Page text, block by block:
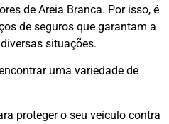
de Areia Branca. Por isso, é
de seguros que garantam a
situações.
uma variedade de
proteger o seu veículo contra